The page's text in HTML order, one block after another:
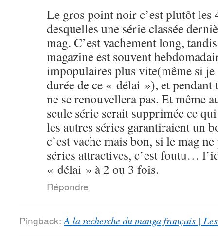
Le gros point noir c’est plutôt les
desquelles une série classée
mag. C’est vachement long,
magazine est souvent
impopulaires plus vite(même si je
durée de ce « délai »), et pendant
ne se renouvellera pas. Et même
seule série serait supprimée ce
les autres séries garantiraient un
c’est vache mais bon, si le mag
séries attractives, c’est foutu…
« délai » à 2 ou 3 fois.
Répondre
Pingback: A la recherche du manga français |